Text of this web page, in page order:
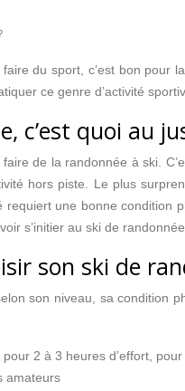
du sport, c’est bon pour
ce genre d’activité
c’est quoi au
faire de la randonnée à ski.
hors piste. Le plus
requiert une bonne condition
s’initier au ski de
son ski de
son niveau, sa condition
2 à 3 heures d’effort,
amateurs